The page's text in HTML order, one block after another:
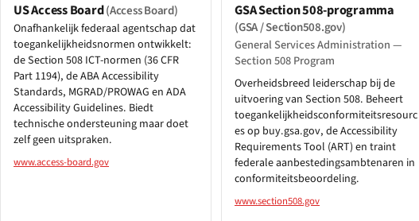
US Access Board(Access Board)
Onafhankelijk federaal agentschap dat
toegankelijkheidsnormen ontwikkelt:
de Section 508 ICT-normen (36 CFR
Part 1194), de ABA Accessibility
Standards, MGRAD/PROWAG en ADA
Accessibility Guidelines. Biedt
technische ondersteuning maar doet
zelf geen uitspraken.
www.access-board.gov
GSA Section 508-programma
(GSA / Section508.gov)
General Services Administration —
Section 508 Program
Overheidsbreed leiderschap bij de
uitvoering van Section 508. Beheert
toegankelijkheidsconformiteitsresourc
es op buy.gsa.gov, de Accessibility
Requirements Tool (ART) en traint
federale aanbestedingsambtenaren in
conformiteitsbeoordeling.
www.section508.gov